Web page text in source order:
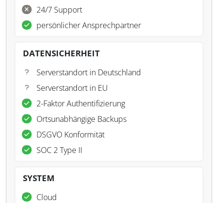
24/7 Support
persönlicher Ansprechpartner
DATENSICHERHEIT
Serverstandort in Deutschland
Serverstandort in EU
2-Faktor Authentifizierung
Ortsunabhängige Backups
DSGVO Konformität
SOC 2 Type II
SYSTEM
Cloud